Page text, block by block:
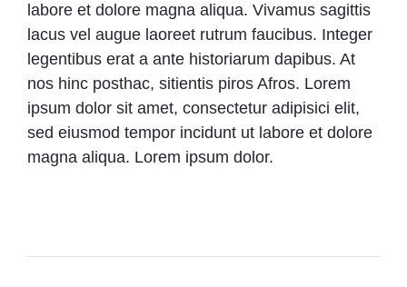
labore et dolore magna aliqua. Vivamus sagittis
lacus vel augue laoreet rutrum faucibus. Integer
legentibus erat a ante historiarum dapibus. At
nos hinc posthac, sitientis piros Afros. Lorem
ipsum dolor sit amet, consectetur adipisici elit,
sed eiusmod tempor incidunt ut labore et dolore
magna aliqua. Lorem ipsum dolor.